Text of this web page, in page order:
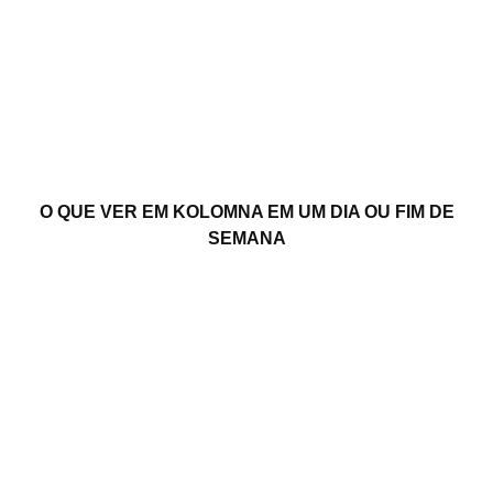
O QUE VER EM KOLOMNA EM UM DIA OU FIM DE
SEMANA